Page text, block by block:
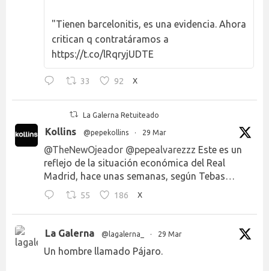
"Tienen barcelonitis, es una evidencia. Ahora
critican q contratáramos a
https://t.co/lRqryjUDTE
33 92 X
La Galerna Retuiteado
Kollins @pepekollins · 29 Mar
@TheNewOjeador @pepealvarezzz Este es un
reflejo de la situación económica del Real
Madrid, hace unas semanas, según Tebas…
55 186 X
La Galerna @lagalerna_ · 29 Mar
Un hombre llamado Pájaro.